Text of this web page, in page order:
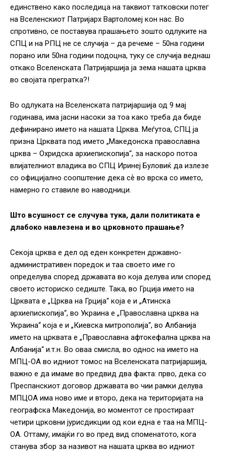
единствено како последица на таквиот татковски потег
на Вселенскиот Патријарх Вартоломеј кон нас. Во
спротивно, се поставува прашањето зошто одлуките на
СПЦ и на РПЦ не се случија – да речеме – 50на години
порано или 50на години подоцна, туку се случија веднаш
откако Вселенската Патријаршија ја зема нашата црква
во својата прегратка?!
Во одлуката на Вселенската патријаршија од 9 мај
годинава, има јасни насоки за тоа како треба да биде
дефинирано името на нашата Црква. Меѓутоа, СПЦ ја
призна Црквата под името „Македонска православна
црква – Охридска архиепископија“, за наскоро потоа
влијателниот владика во СПЦ Иринеј Буловиќ да излезе
со официјално соопштение дека сѐ во врска со името,
намерно го ставиле во наводници.
Што всушност се случува тука, дали политиката е
длабоко навлезена и во црковното прашање?
Секоја црква е дел од еден конкретен државно-
административен поредок и таа своето име го
определува според државата во која делува или според
своето историско седиште. Така, во Грција името на
Црквата е „Црква на Грција“ која е и „Атинска
архиепископија“, во Украина е „Православна црква на
Украина“ која е и „Киевска митрополија“, во Албанија
името на црквата е „Православна афтокефална црква на
Албанија“ и.т.н. Во оваа смисла, во однос на името на
МПЦ-ОА во идниот томос на Вселенската патријаршија,
важно е да имаме во предвид два факта: прво, дека со
Преспанскиот договор државата во чии рамки делува
МПЦОА има ново име и второ, дека на територијата на
географска Македонија, во моментот се простираат
четири црковни јурисдикции од кои една е таа на МПЦ-
ОА. Оттаму, имајќи го во пред вид споменатото, кога
станува збор за називот на нашата црква во идниот